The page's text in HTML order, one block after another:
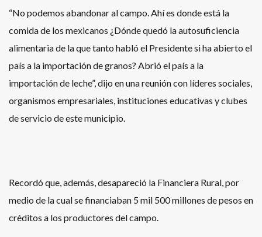
“No podemos abandonar al campo. Ahí es donde está la
comida de los mexicanos ¿Dónde quedó la autosuficiencia
alimentaria de la que tanto habló el Presidente si ha abierto el
país a la importación de granos? Abrió el país a la
importación de leche”, dijo en una reunión con líderes sociales,
organismos empresariales, instituciones educativas y clubes
de servicio de este municipio.
Recordó que, además, desapareció la Financiera Rural, por
medio de la cual se financiaban 5 mil 500 millones de pesos en
créditos a los productores del campo.